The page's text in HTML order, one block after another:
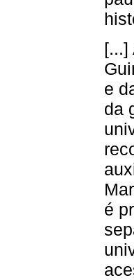
[...]
e
da
é